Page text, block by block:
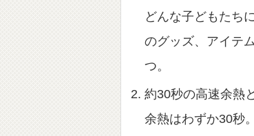
どんな子どもたち
のグッズ、アイテ
つ。
約30秒の高速余熱
余熱はわずか30秒